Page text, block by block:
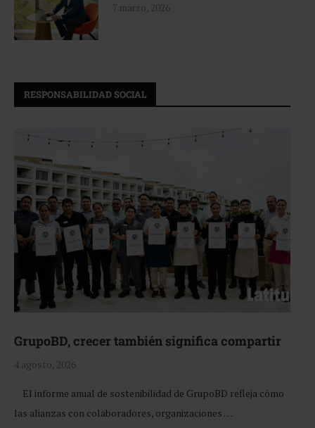
7 marzo, 2026
RESPONSABILIDAD SOCIAL
GrupoBD, crecer también significa compartir
4 agosto, 2026
El informe anual de sostenibilidad de GrupoBD refleja cómo
las alianzas con colaboradores, organizaciones …